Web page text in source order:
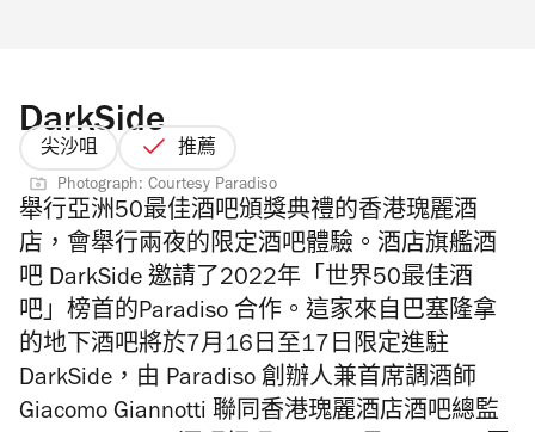
DarkSide
尖沙咀 推薦
Photograph: Courtesy Paradiso
舉行亞洲50最佳酒吧頒獎典禮的香港瑰麗酒
店，會舉行兩夜的限定酒吧體驗。酒店旗艦酒
吧 DarkSide 邀請了2022年「世界50最佳酒
吧」榜首的Paradiso 合作。這家來自巴塞隆拿
的地下酒吧將於7月16日至17日限定進駐
DarkSide，由 Paradiso 創辦人兼首席調酒師
Giacomo Giannotti 聯同香港瑰麗酒店酒吧總監